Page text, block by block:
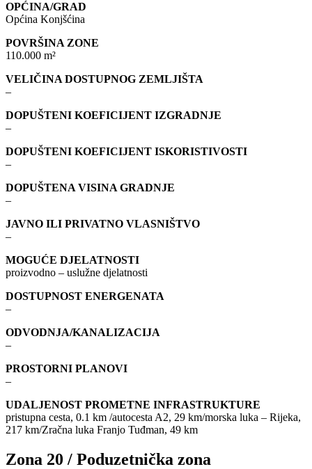
OPĆINA/GRAD
Općina Konjšćina
POVRŠINA ZONE
110.000 m²
VELIČINA DOSTUPNOG ZEMLJIŠTA
–
DOPUŠTENI KOEFICIJENT IZGRADNJE
–
DOPUŠTENI KOEFICIJENT ISKORISTIVOSTI
–
DOPUŠTENA VISINA GRADNJE
–
JAVNO ILI PRIVATNO VLASNIŠTVO
–
MOGUĆE DJELATNOSTI
proizvodno – uslužne djelatnosti
DOSTUPNOST ENERGENATA
–
ODVODNJA/KANALIZACIJA
–
PROSTORNI PLANOVI
–
UDALJENOST PROMETNE INFRASTRUKTURE
pristupna cesta, 0.1 km /autocesta A2, 29 km/morska luka – Rijeka,
217 km/Zračna luka Franjo Tuđman, 49 km
Zona 20 / Poduzetnička zona